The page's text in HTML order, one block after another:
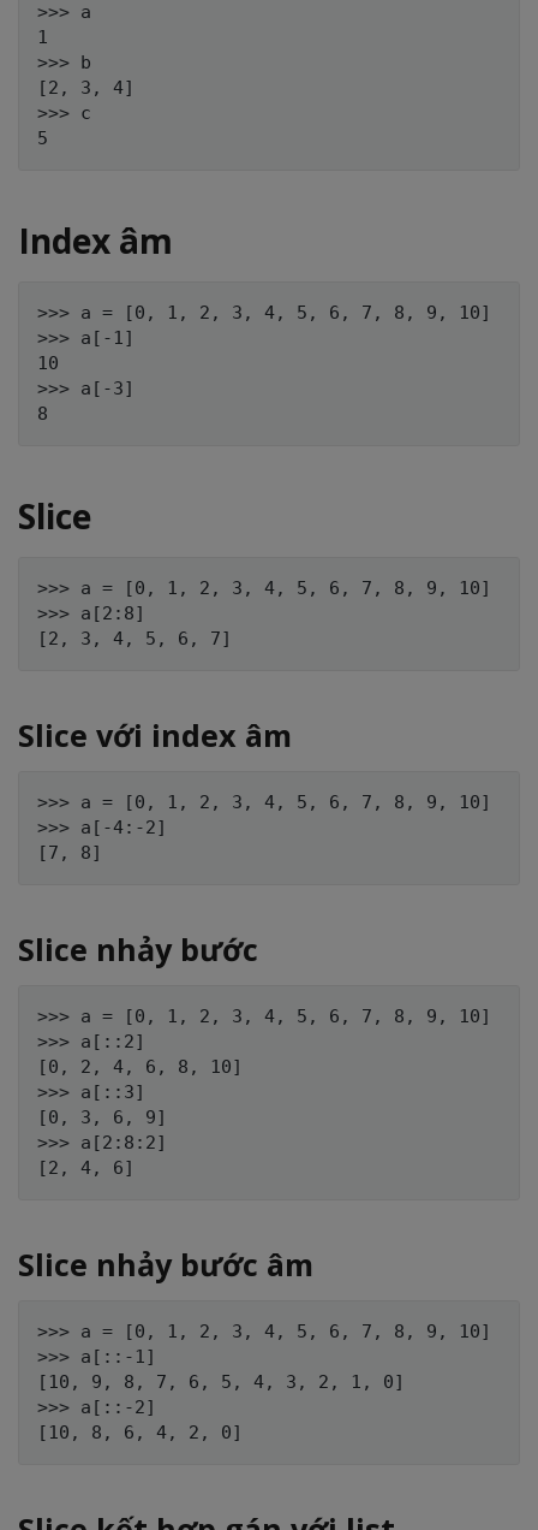
>>> a
1
>>> b
[2, 3, 4]
>>> c
Index âm
>>> a = [0, 1, 2, 3, 4, 5, 6, 7, 8, 9, 10]
>>> a[-1]
10
>>> a[-3]
Slice
>>> a = [0, 1, 2, 3, 4, 5, 6, 7, 8, 9, 10]
>>> a[2:8]
Slice với index âm
>>> a = [0, 1, 2, 3, 4, 5, 6, 7, 8, 9, 10]
>>> a[-4:-2]
Slice nhảy bước
>>> a = [0, 1, 2, 3, 4, 5, 6, 7, 8, 9, 10]
>>> a[::2]
[0, 2, 4, 6, 8, 10]
>>> a[::3]
[0, 3, 6, 9]
>>> a[2:8:2]
Slice nhảy bước âm
>>> a = [0, 1, 2, 3, 4, 5, 6, 7, 8, 9, 10]
>>> a[::-1]
[10, 9, 8, 7, 6, 5, 4, 3, 2, 1, 0]
>>> a[::-2]